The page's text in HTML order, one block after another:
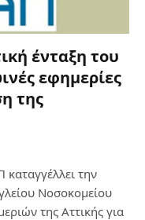
ένταξη του
εφημερίες
της
καταγγέλλει την
Νοσοκομείου
της Αττικής για